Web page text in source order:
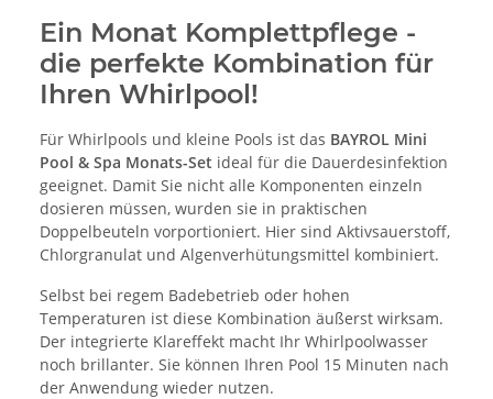
Ein Monat Komplettpflege -
die perfekte Kombination für
Ihren Whirlpool!
Für Whirlpools und kleine Pools ist das BAYROL Mini
Pool & Spa Monats-Set ideal für die Dauerdesinfektion
geeignet. Damit Sie nicht alle Komponenten einzeln
dosieren müssen, wurden sie in praktischen
Doppelbeuteln vorportioniert. Hier sind Aktivsauerstoff,
Chlorgranulat und Algenverhütungsmittel kombiniert.
Selbst bei regem Badebetrieb oder hohen
Temperaturen ist diese Kombination äußerst wirksam.
Der integrierte Klareffekt macht Ihr Whirlpoolwasser
noch brillanter. Sie können Ihren Pool 15 Minuten nach
der Anwendung wieder nutzen.